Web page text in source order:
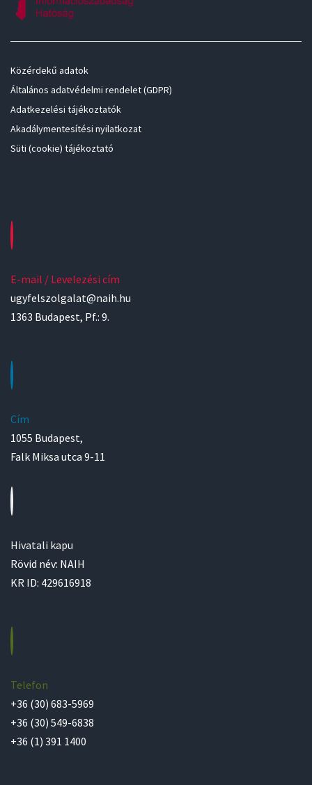
Közérdekű adatok
Általános adatvédelmi rendelet (GDPR)
Adatkezelési tájékoztatók
Akadálymentesítési nyilatkozat
Süti (cookie) tájékoztató
E-mail / Levelezési cím
ugyfelszolgalat@naih.hu
1363 Budapest, Pf.: 9.
Cím
1055 Budapest,
Falk Miksa utca 9-11
Hivatali kapu
Rövid név: NAIH
KR ID: 429616918
Telefon
+36 (30) 683-5969
+36 (30) 549-6838
+36 (1) 391 1400